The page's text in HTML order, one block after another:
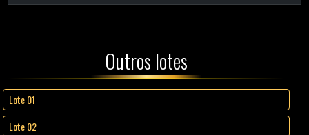
Outros lotes
Lote 01
Lote 02